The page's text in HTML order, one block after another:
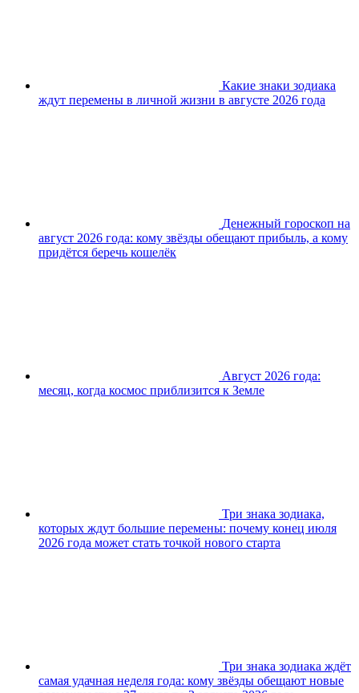
Какие знаки зодиака
ждут перемены в личной жизни в августе 2026 года
Денежный гороскоп на
август 2026 года: кому звёзды обещают прибыль, а кому
придётся беречь кошелёк
Август 2026 года:
месяц, когда космос приблизится к Земле
Три знака зодиака,
которых ждут большие перемены: почему конец июля
2026 года может стать точкой нового старта
Три знака зодиака ждёт
самая удачная неделя года: кому звёзды обещают новые